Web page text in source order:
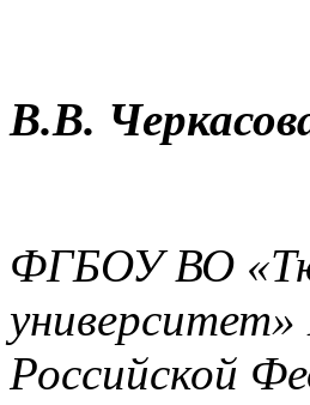
В.В.
ФГБОУ ВО
Российской